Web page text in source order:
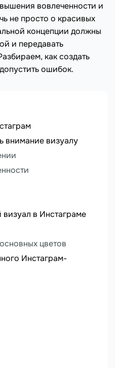
вовлеченности и
не просто о красивых
концепции должны
и передавать
как создать
ошибок.
внимание визуалу
визуал в Инстаграме
цветов
Инстаграм-